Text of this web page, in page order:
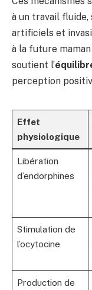
à un travail fluide,
artificiels et
à la future
soutient l’
perception
Effet
physiologique
Libération
d’endorphines
Stimulation de
l’ocytocine
Production de